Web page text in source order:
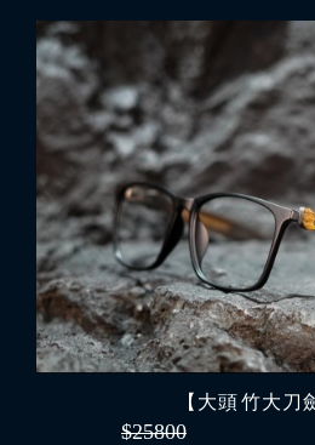
【大頭 竹大刀
$25800